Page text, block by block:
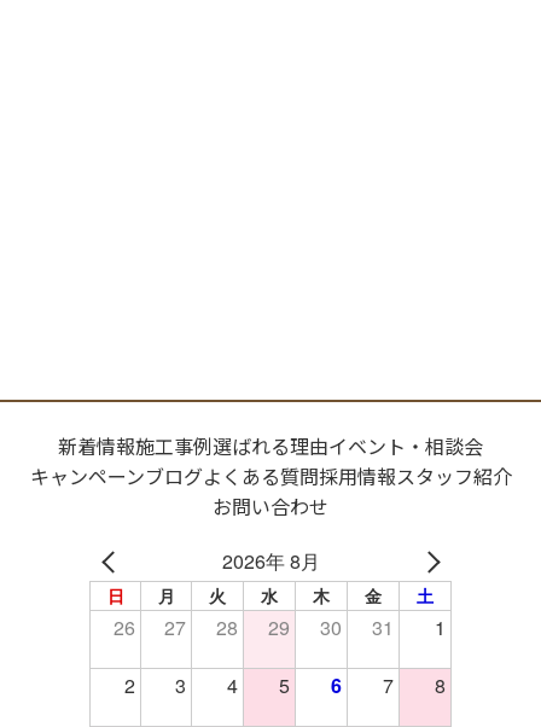
新着情報施工事例選ばれる理由イベント・相談会
キャンペーンブログよくある質問採用情報スタッフ紹介
お問い合わせ
2026年 8月
日 月 火 水 木 金 土
26 27 28 29 30 31 1
2 3 4 5 6 7 8